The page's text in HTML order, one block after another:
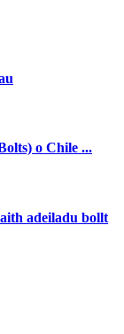
o Chile ...
adeiladu bollt